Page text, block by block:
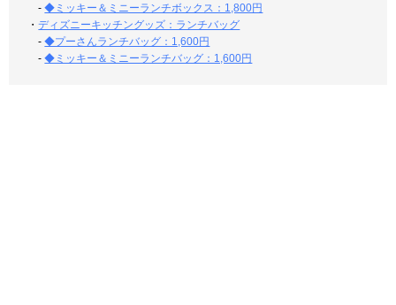
-◆ミッキー＆ミニーランチボックス：1,800円
・ディズニーキッチングッズ：ランチバッグ
-◆プーさんランチバッグ：1,600円
-◆ミッキー＆ミニーランチバッグ：1,600円